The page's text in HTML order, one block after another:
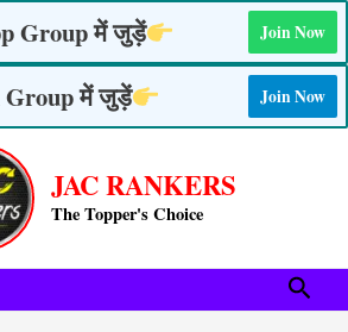
Group में जुड़ें Join Now
Group में जुड़ें Join Now
JAC RANKERS
The Topper's Choice